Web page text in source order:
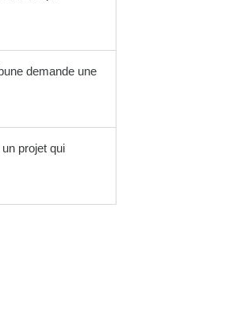
demande une
projet qui